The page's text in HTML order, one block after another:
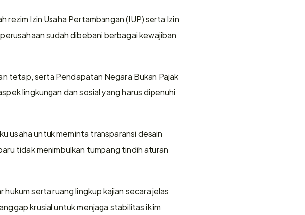
rezim Izin Usaha Pertambangan (IUP) serta Izin
sudah dibebani berbagai kewajiban
tetap, serta Pendapatan Negara Bukan Pajak
lingkungan dan sosial yang harus dipenuhi
usaha untuk meminta transparansi desain
tidak menimbulkan tumpang tindih aturan
serta ruang lingkup kajian secara jelas
krusial untuk menjaga stabilitas iklim